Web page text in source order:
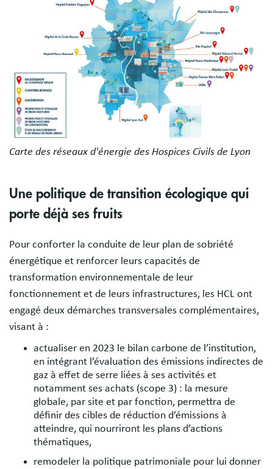
Carte des réseaux d'énergie des Hospices Civils de Lyon
Une politique de transition écologique qui
porte déjà ses fruits
Pour conforter la conduite de leur plan de sobriété
énergétique et renforcer leurs capacités de
transformation environnementale de leur
fonctionnement et de leurs infrastructures, les HCL ont
engagé deux démarches transversales complémentaires,
visant à :
actualiser en 2023 le bilan carbone de l’institution,
en intégrant l’évaluation des émissions indirectes de
gaz à effet de serre liées à ses activités et
notamment ses achats (scope 3) : la mesure
globale, par site et par fonction, permettra de
définir des cibles de réduction d’émissions à
atteindre, qui nourriront les plans d’actions
thématiques,
remodeler la politique patrimoniale pour lui donner